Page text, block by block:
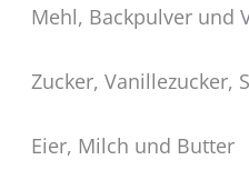
Mehl, Backpulver und
Zucker, Vanillezucker,
Eier, Milch und Butter